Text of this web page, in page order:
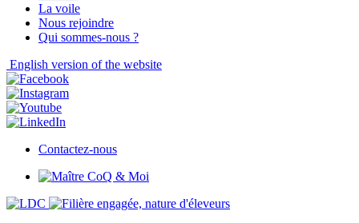
La voile
Nous rejoindre
Qui sommes-nous ?
English version of the website
Contactez-nous